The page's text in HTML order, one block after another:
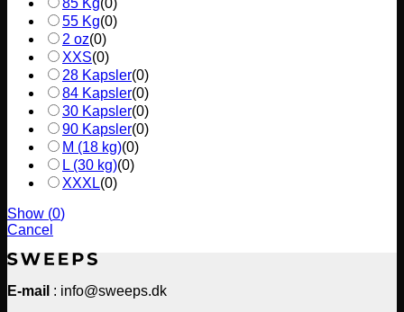
55 Kg(0)
2 oz(0)
XXS(0)
28 Kapsler(0)
84 Kapsler(0)
30 Kapsler(0)
90 Kapsler(0)
M (18 kg)(0)
L (30 kg)(0)
XXXL(0)
Show (0)
Cancel
E-mail : info@sweeps.dk